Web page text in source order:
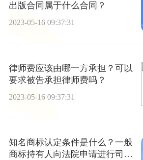
出版合同属于什么合同？
2023-05-16 09:37:31
律师费应该由哪一方承担？可以
要求被告承担律师费吗？
2023-05-16 09:37:31
知名商标认定条件是什么？一般
商标持有人向法院申请进行司法